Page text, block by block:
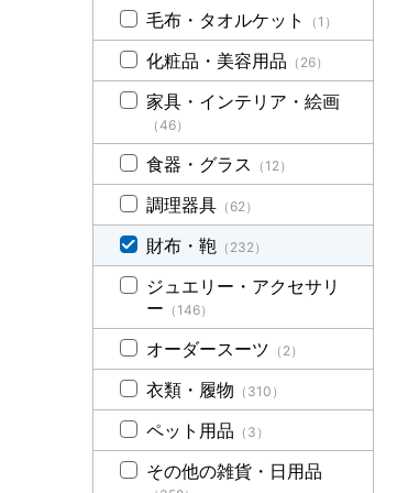
毛布・タオルケット （1）
化粧品・美容用品 （26）
家具・インテリア・絵画
（46）
食器・グラス （12）
調理器具 （62）
財布・鞄 （232）
ジュエリー・アクセサリ
ー （146）
オーダースーツ （2）
衣類・履物 （310）
ペット用品 （3）
その他の雑貨・日用品